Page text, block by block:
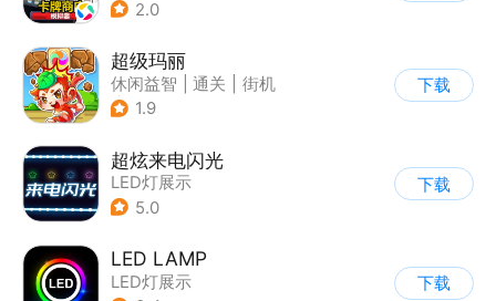
| 休闲益智
2.0
超级玛丽
休闲益智 通关
街机
| 儿童游戏
1.9
下载
超炫来电闪光
LED灯展示
5.0
下载
LED LAMP
LED灯展示
下载